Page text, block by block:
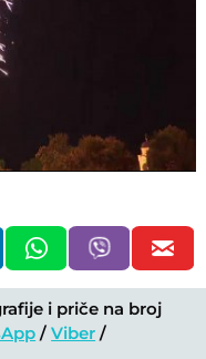
i priče na broj
/Viber /